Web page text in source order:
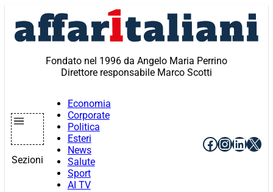
contenuto
Fondato nel 1996 da Angelo Maria Perrino
Direttore responsabile Marco Scotti
Sezioni
Economia
Corporate
Politica
Esteri
News
Salute
Sport
AI TV
Facebook
X